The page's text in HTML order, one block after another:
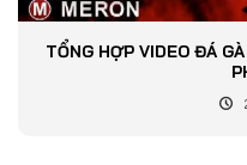
TỔNG HỢP VIDEO ĐÁ